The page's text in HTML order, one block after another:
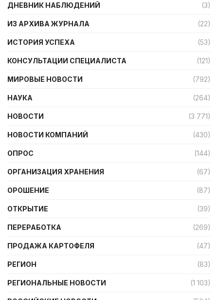
ДНЕВНИК НАБЛЮДЕНИЙ (3)
ИЗ АРХИВА ЖУРНАЛА (22)
ИСТОРИЯ УСПЕХА (53)
КОНСУЛЬТАЦИИ СПЕЦИАЛИСТА (121)
МИРОВЫЕ НОВОСТИ (792)
НАУКА (264)
НОВОСТИ (3 771)
НОВОСТИ КОМПАНИЙ (430)
ОПРОС (144)
ОРГАНИЗАЦИЯ ХРАНЕНИЯ (67)
ОРОШЕНИЕ (87)
ОТКРЫТИЕ (39)
ПЕРЕРАБОТКА (269)
ПРОДАЖА КАРТОФЕЛЯ (47)
РЕГИОН (83)
РЕГИОНАЛЬНЫЕ НОВОСТИ (1 103)